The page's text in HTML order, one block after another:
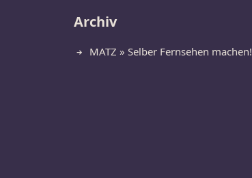
Archiv
MATZ » Selber Fernsehen machen!